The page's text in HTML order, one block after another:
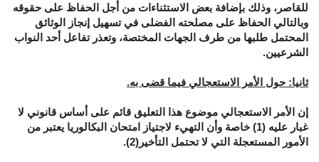
للقاصر، وذلك بإضافة بعض الاستثناءات من أجل الحفاظ على حقوقه
وبالتالي الحفاظ على مصلحته الفضلى في تسهيل إنجاز الوثائق
المحتمل طلبها من طرف الجهات المختصة، وتعذر تفاعل أحد النواب
الشرعيين.
ثانيا: حول الأمر الاستعجالي فيما قضى به.
إن الأمر الاستعجالي موضوع هذا التعليق قائم على أساس قانوني لا
غبار عليه (1) خاصة وأن التهيء لاجتياز امتحان البكالوريا يعتبر من
الأمور المستعجلة التي لا تحتمل التأخير(2).